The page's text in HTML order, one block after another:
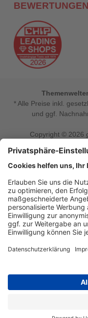
BEWERTUNGEN
* Alle Preise inkl.
und ggf.
Copyright © 2026
Druckerzubehoer.de
Sie sind auf der Suche
oder Zubehör für
Smartphone? Dann
richtig! Unser breites
und Toner für alle
kleiner Hersteller.
einrichten, die
was Ihren
bei uns auch
für die ganze Familie.
allerlei